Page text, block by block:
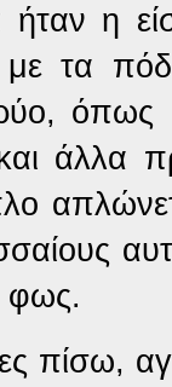
η
τα
άλλα
φως.
πίσω,